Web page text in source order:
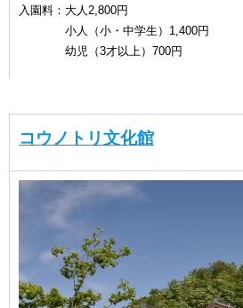
入園料：大人2,800円
小人（小・中学生）1,400円
幼児（3才以上）700円
コウノトリ文化館